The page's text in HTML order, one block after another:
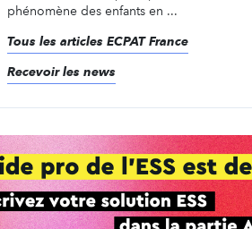
phénomène des enfants en ...
Tous les articles ECPAT France
Recevoir les news